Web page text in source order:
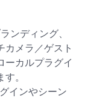
ンディング、
カメラ／ゲスト
ーカルプラグイ
。
インやシーン